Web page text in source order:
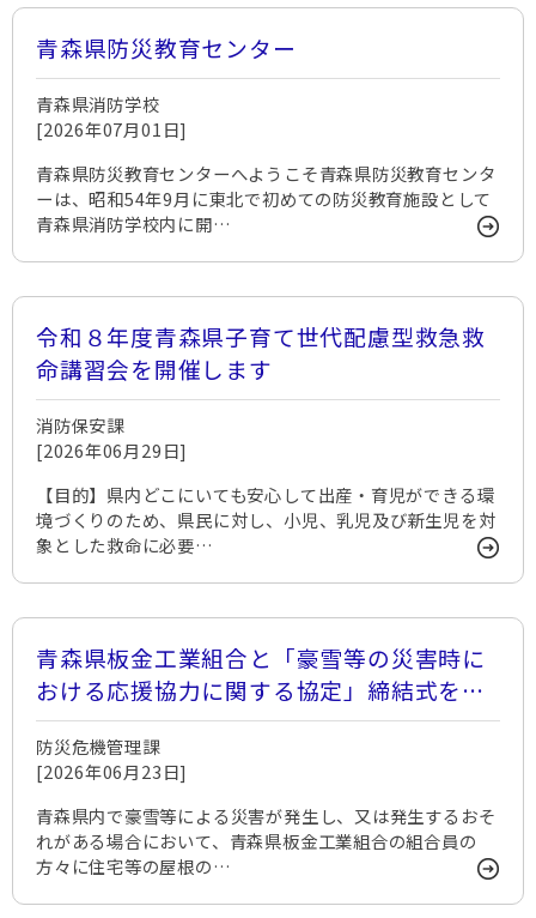
青森県防災教育センター
青森県消防学校
[2026年07月01日]
青森県防災教育センターへようこそ青森県防災教育センタ
ーは、昭和54年9月に東北で初めての防災教育施設として
青森県消防学校内に開…
令和８年度青森県子育て世代配慮型救急救
命講習会を開催します
消防保安課
[2026年06月29日]
【目的】県内どこにいても安心して出産・育児ができる環
境づくりのため、県民に対し、小児、乳児及び新生児を対
象とした救命に必要…
青森県板金工業組合と「豪雪等の災害時に
おける応援協力に関する協定」締結式を実
施しました。
防災危機管理課
[2026年06月23日]
青森県内で豪雪等による災害が発生し、又は発生するおそ
れがある場合において、青森県板金工業組合の組合員の
方々に住宅等の屋根の…